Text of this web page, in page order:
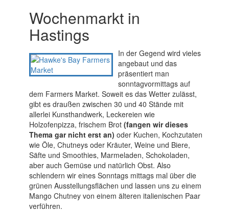
Wochenmarkt in
Hastings
In der Gegend wird vieles
angebaut und das
präsentiert man
sonntagvormittags auf
dem Farmers Market. Soweit es das Wetter zulässt,
gibt es draußen zwischen 30 und 40 Stände mit
allerlei Kunsthandwerk, Leckereien wie
Holzofenpizza, frischem Brot (fangen wir dieses
Thema gar nicht erst an) oder Kuchen, Kochzutaten
wie Öle, Chutneys oder Kräuter, Weine und Biere,
Säfte und Smoothies, Marmeladen, Schokoladen,
aber auch Gemüse und natürlich Obst. Also
schlendern wir eines Sonntags mittags mal über die
grünen Ausstellungsflächen und lassen uns zu einem
Mango Chutney von einem älteren italienischen Paar
verführen.